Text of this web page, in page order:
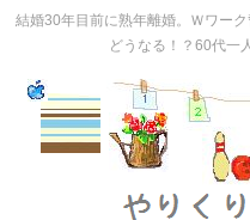
結婚30年目前に熟年離婚。Ｗワー
どうなる！？60代一